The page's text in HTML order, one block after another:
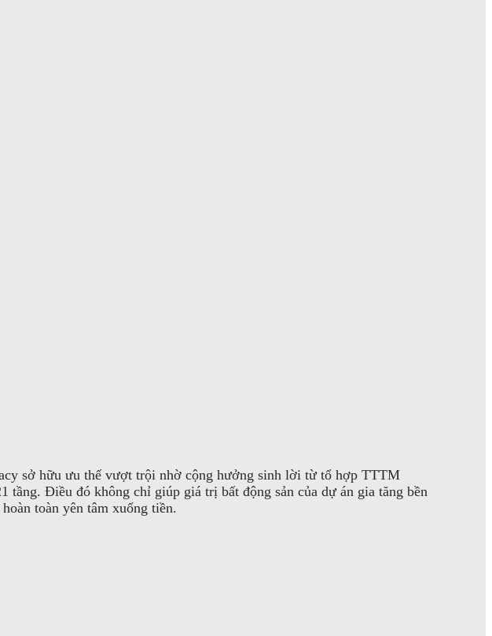
sở hữu ưu thế vượt trội nhờ cộng hưởng sinh lời từ tổ hợp TTTM
tầng. Điều đó không chỉ giúp giá trị bất động sản của dự án gia tăng bền
toàn yên tâm xuống tiền.